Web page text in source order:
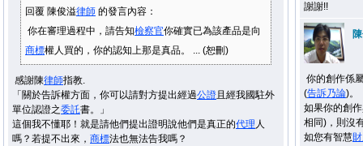
回覆 陳俊溢律師 的發言內容：
你在審理過程中，請告知檢察官你確實已為該產品是向
商標權人買的，你的認知上那是真品。 ... (恕刪)
感謝陳律師指教.
「關於告訴權方面，你可以請對方提出經過公證 且經我國駐外
單位認證之委託書。」
這個我不懂耶！就是請他們提出證明說他們是真正的代理 人
嗎？若提不出來， 商標法也無法告我嗎？
謝謝!!
你的創作係
(告訴乃論)。
如果你的創
相同)，則沒
如您有智慧